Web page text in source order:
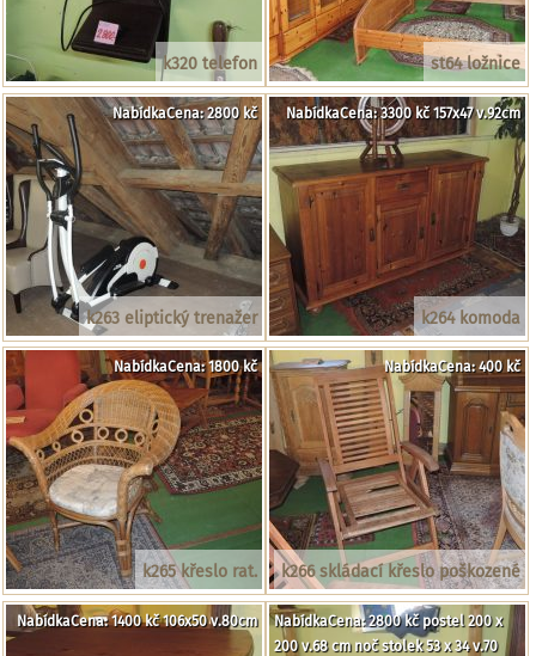
k320 telefon st64 ložnice
k263 eliptický trenažer
NabídkaCena: 2800 kč
k264 komoda
NabídkaCena: 3300 kč 157x47 v.92cm
k265 křeslo rat.
NabídkaCena: 1800 kč
k266 skládací křeslo poškozené
NabídkaCena: 400 kč
NabídkaCena: 1400 kč 106x50 v.80cm
NabídkaCena: 2800 kč postel 200 x
200 v.68 cm noč stolek 53 x 34 v.70